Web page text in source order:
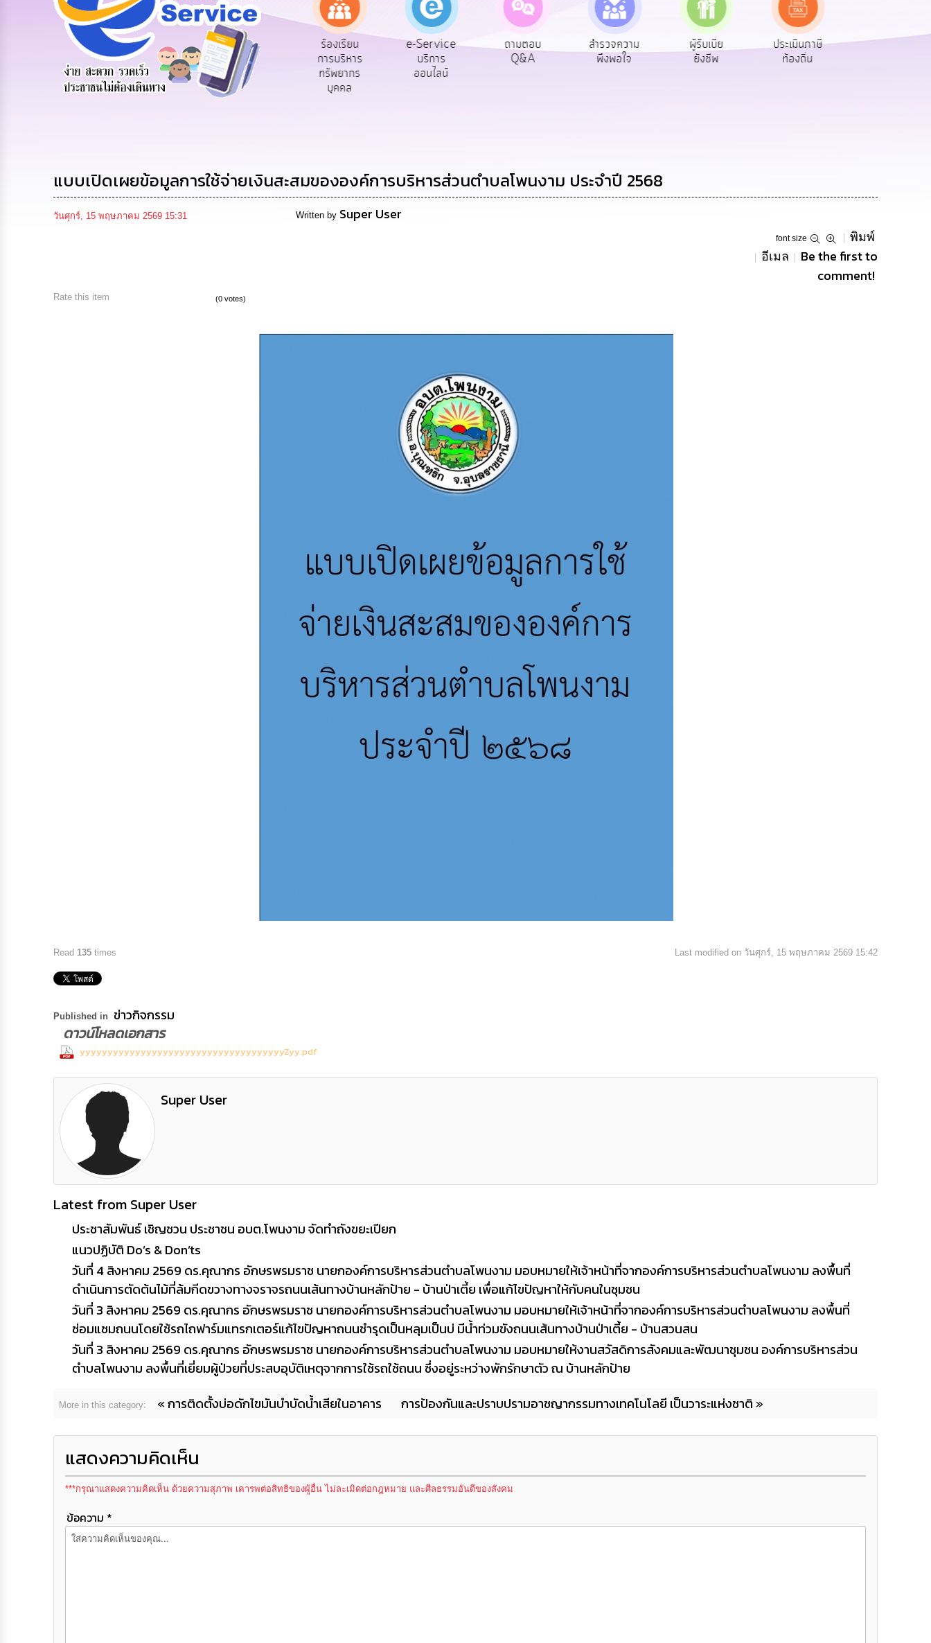
ร้องเรียน
ร้องทุกข์
ร้องเรียน
การทุจริต
ร้องเรียน
การบริหาร
ทรัพยากร
บุคคล
e-Service
บริการ
ออนไลน์
ถามตอบ
Q&A
สำรวจความ
พึงพอใจ
ผู้รับเบีย
ยังชีพ
ประเมินภาษี
ท้องถิ่น
ทะเบียน
พาณิชย์
ขออนุญาต
แบบเปิดเผยข้อมูลการใช้จ่ายเงินสะสมขององค์การบริหารส่วนตำบลโพนงาม ประจำปี 2568
วันศุกร์, 15 พฤษภาคม 2569 15:31 Written by Super User
font size
พิมพ์
อีเมล
Be the first to
comment!
Rate this item (0 votes)
Read 135 times Last modified on วันศุกร์, 15 พฤษภาคม 2569 15:42
Published in ข่าวกิจกรรม
ดาวน์โหลดเอกสาร
yyyyyyyyyyyyyyyyyyyyyyyyyyyyyyyyyyyyyZyy.pdf
Super User
Latest from Super User
ประชาสัมพันธ์ เชิญชวน ประชาชน อบต.โพนงาม จัดทำถังขยะเปียก
แนวปฏิบัติ Do’s & Don’ts
วันที่ 4 สิงหาคม 2569 ดร.คุณากร อักษรพรมราช นายกองค์การบริหารส่วนตำบลโพนงาม มอบหมายให้เจ้าหน้าที่จากองค์การบริหารส่วนตำบลโพนงาม ลงพื้นที่
ดำเนินการตัดต้นไม้ที่ล้มกีดขวางทางจราจรถนนเส้นทางบ้านหลักป้าย - บ้านป่าเตี้ย เพื่อแก้ไขปัญหาให้กับคนในชุมชน
วันที่ 3 สิงหาคม 2569 ดร.คุณากร อักษรพรมราช นายกองค์การบริหารส่วนตำบลโพนงาม มอบหมายให้เจ้าหน้าที่จากองค์การบริหารส่วนตำบลโพนงาม ลงพื้นที่
ซ่อมแซมถนนโดยใช้รถไถฟาร์มแทรกเตอร์แก้ไขปัญหาถนนชำรุดเป็นหลุมเป็นบ่ มีน้ำท่วมขังถนนเส้นทางบ้านป่าเตี้ย - บ้านสวนสน
วันที่ 3 สิงหาคม 2569 ดร.คุณากร อักษรพรมราช นายกองค์การบริหารส่วนตำบลโพนงาม มอบหมายให้งานสวัสดิการสังคมและพัฒนาชุมชน องค์การบริหารส่วน
ตำบลโพนงาม ลงพื้นที่เยี่ยมผู้ป่วยที่ประสบอุบัติเหตุจากการใช้รถใช้ถนน ซึ่งอยู่ระหว่างพักรักษาตัว ณ บ้านหลักป้าย
More in this category: « การติดตั้งบ่อดักไขมันบำบัดน้ำเสียในอาคาร การป้องกันและปราบปรามอาชญากรรมทางเทคโนโลยี เป็นวาระแห่งชาติ »
แสดงความคิดเห็น
***กรุณาแสดงความคิดเห็น ด้วยความสุภาพ เคารพต่อสิทธิของผู้อื่น ไม่ละเมิดต่อกฎหมาย และศีลธรรมอันดีของสังคม
ข้อความ *